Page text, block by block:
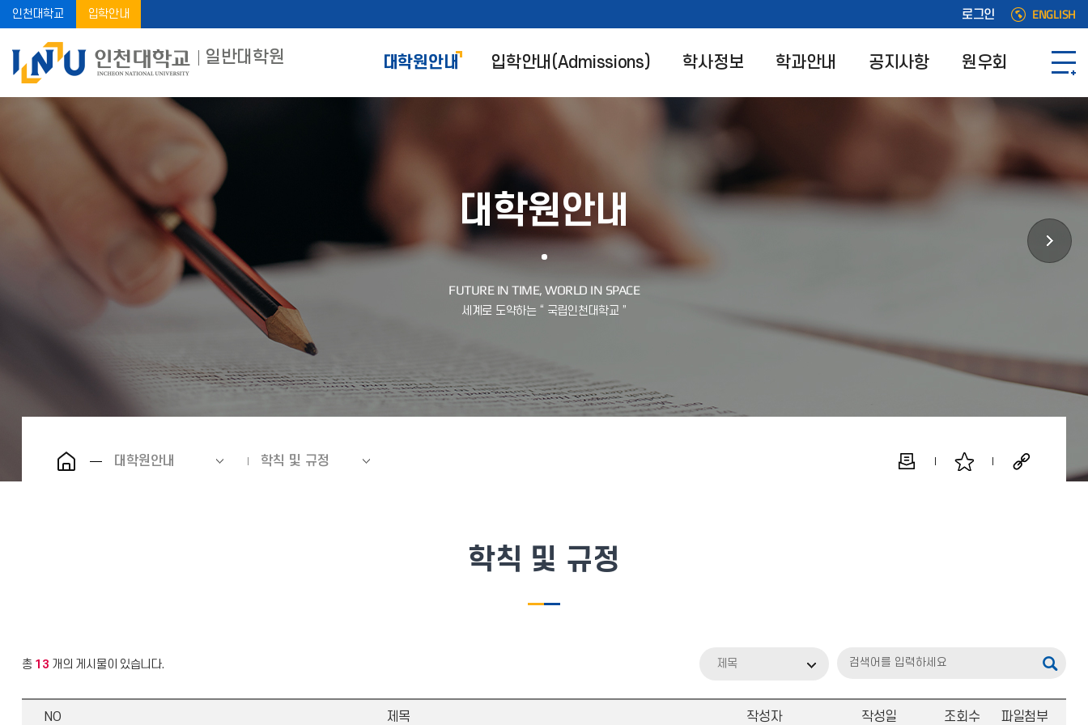
인천대학교 입학안내 로그인 ENGLISH
일반대학원 대학원안내 입학안내(Admissions) 학사정보 학과안내 공지사항 원우회
대학원안내
대학원안내 학칙 및 규정
학칙 및 규정
총 13 개의 게시물이 있습니다. 제목
NO 제목 작성자 작성일 조회수 파일첨부